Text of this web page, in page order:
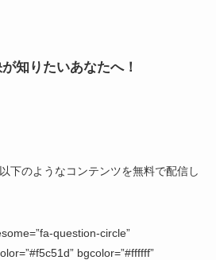
知りたいあなたへ！
下のようなコンテンツを無料で配信し
question-circle”
bgcolor=”#ffffff”